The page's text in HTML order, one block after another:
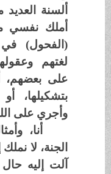
ألسنة العديد
أملك نفسي
(الفحول) في
لغتهم
على بعضهم،
بتشكيلها، أو
وأجري على الله.
أنا،
الجنة، لا نملك
آلت إليه حال